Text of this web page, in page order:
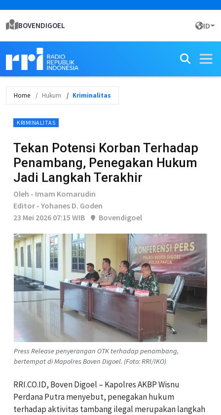
BOVENDIGOEL ID
Home Hukum Kriminalitas
KRIMINALITAS
Tekan Potensi Korban Terhadap
Penambang, Penegakan Hukum
Jadi Langkah Terakhir
Oleh - Imam Komarudin
Editor - Yohanes D. Goden
23 Mei 2026 07:15 WIB
Bovendigoel
Press Release penyerangan OTK terhadap penambang,
bertempat di Mapolres Boven Digoel. (Foto: RRI/IKO)
RRI.CO.ID, Boven Digoel – Kapolres AKBP Wisnu
Perdana Putra menyebut, penegakan hukum
terhadap aktivitas tambang ilegal merupakan langkah